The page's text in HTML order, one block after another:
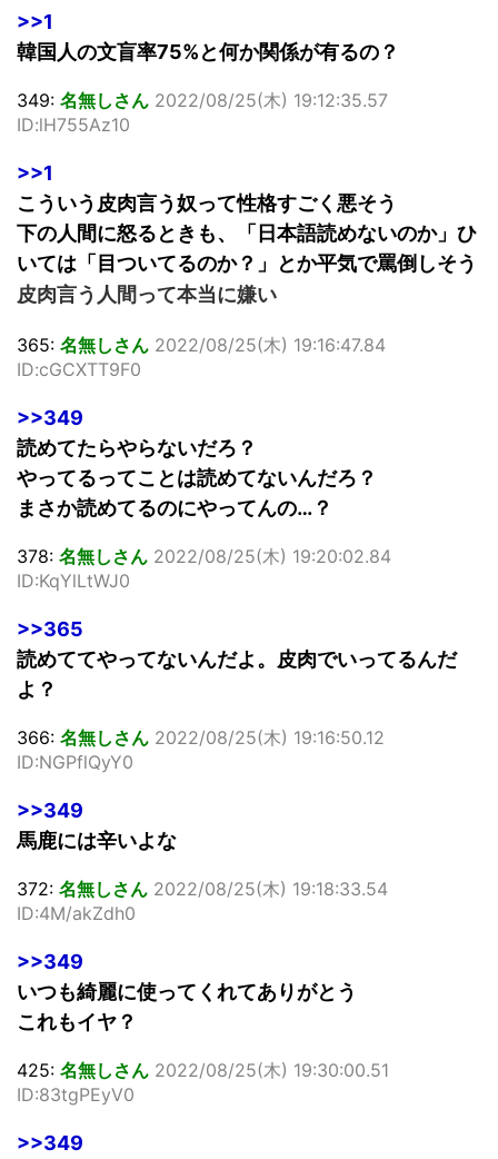
>>1
韓国人の文盲率75%と何か関係が有るの？
349: 名無しさん 2022/08/25(木) 19:12:35.57
ID:lH755Az10
>>1
こういう皮肉言う奴って性格すごく悪そう
下の人間に怒るときも、「日本語読めないのか」ひ
いては「目ついてるのか？」とか平気で罵倒しそう
皮肉言う人間って本当に嫌い
365: 名無しさん 2022/08/25(木) 19:16:47.84
ID:cGCXTT9F0
>>349
読めてたらやらないだろ？
やってるってことは読めてないんだろ？
まさか読めてるのにやってんの…？
378: 名無しさん 2022/08/25(木) 19:20:02.84
ID:KqYlLtWJ0
>>365
読めててやってないんだよ。皮肉でいってるんだ
よ？
366: 名無しさん 2022/08/25(木) 19:16:50.12
ID:NGPflQyY0
>>349
馬鹿には辛いよな
372: 名無しさん 2022/08/25(木) 19:18:33.54
ID:4M/akZdh0
>>349
いつも綺麗に使ってくれてありがとう
これもイヤ？
425: 名無しさん 2022/08/25(木) 19:30:00.51
ID:83tgPEyV0
>>349